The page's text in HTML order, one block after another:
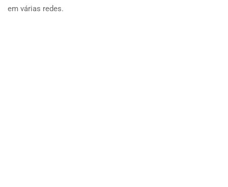
em várias redes.